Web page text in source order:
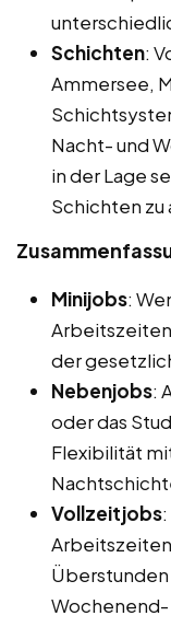
Schichten:
Ammersee,
Nacht- und
in der Lage
Schichten zu
Minijobs:
der
Nebenjobs:
oder das
Flexibilität
Vollzeitjobs